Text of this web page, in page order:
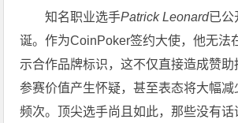
知名职业选手Patrick Leonard已公
诞。作为CoinPoker签约大使，他无法
示合作品牌标识，这不仅直接造成赞
参赛价值产生怀疑，甚至表态将大幅
频次。顶尖选手尚且如此，那些没有话